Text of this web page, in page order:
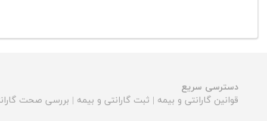
دسترسی سریع
قوانین گارانتی و بیمه | ثبت گارانتی و بیمه | بررسی صحت